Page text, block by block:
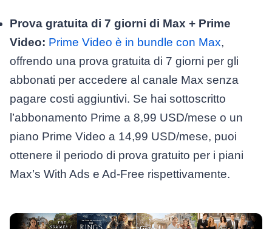
Prova gratuita di 7 giorni di Max + Prime
Video: Prime Video è in bundle con Max,
offrendo una prova gratuita di 7 giorni per gli
abbonati per accedere al canale Max senza
pagare costi aggiuntivi. Se hai sottoscritto
l’abbonamento Prime a 8,99 USD/mese o un
piano Prime Video a 14,99 USD/mese, puoi
ottenere il periodo di prova gratuito per i piani
Max’s With Ads e Ad-Free rispettivamente.